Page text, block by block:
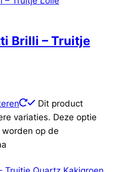
Brilli – Truitje
Dit product
variaties. Deze optie
op de